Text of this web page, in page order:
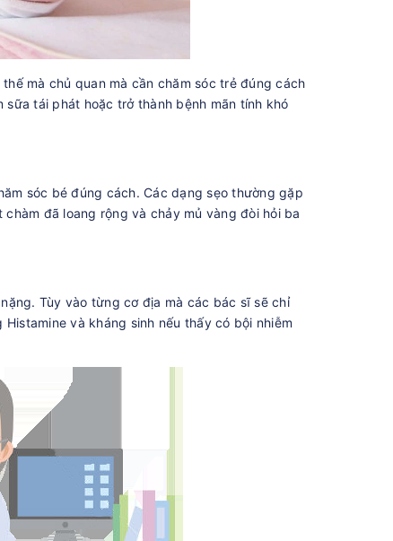
mà chủ quan mà cần chăm sóc trẻ đúng cách
tái phát hoặc trở thành bệnh mãn tính khó
sóc bé đúng cách. Các dạng sẹo thường gặp
đã loang rộng và chảy mủ vàng đòi hỏi ba
Tùy vào từng cơ địa mà các bác sĩ sẽ chỉ
và kháng sinh nếu thấy có bội nhiễm